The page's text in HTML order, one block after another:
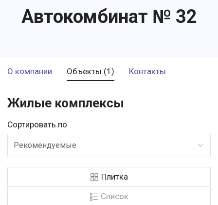
Автокомбинат № 32
О компании Объекты (1) Контакты
Жилые комплексы
Сортировать по
Рекомендуемые
Плитка
Список